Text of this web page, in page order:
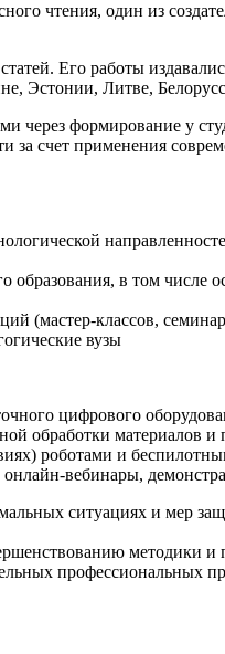
чтения, один из
Его работы
Эстонии, Литве,
через формирование у
за счет применения
образования, в том
(мастер-классов,
вузы
цифрового
обработки материалов
роботами и
онлайн-вебинары,
ситуациях и мер
методики
профессиональных